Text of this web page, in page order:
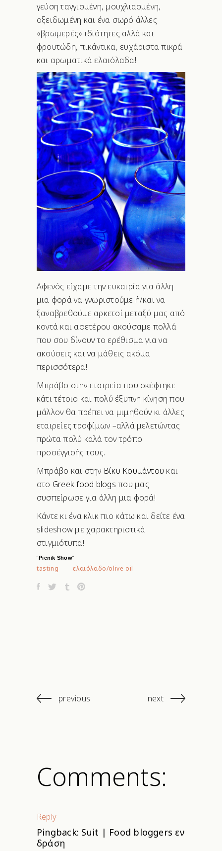
γεύση ταγγισμένη, μουχλιασμένη,
οξειδωμένη και ένα σωρό άλλες
«βρωμερές» ιδιότητες αλλά και
φρουτώδη, πικάντικα, ευχάριστα πικρά
και αρωματικά ελαιόλαδα!
Αφενός είχαμε την ευκαιρία για άλλη
μια φορά να γνωριστούμε ή/και να
ξαναβρεθούμε αρκετοί μεταξύ μας από
κοντά και αφετέρου ακούσαμε πολλά
που σου δίνουν το ερέθισμα για να
ακούσεις και να μάθεις ακόμα
περισσότερα!
Μπράβο στην εταιρεία που σκέφτηκε
κάτι τέτοιο και πολύ έξυπνη κίνηση που
μάλλον θα πρέπει να μιμηθούν κι άλλες
εταιρείες τροφίμων –αλλά μελετώντας
πρώτα πολύ καλά τον τρόπο
προσέγγισής τους.
Μπράβο και στην Βίκυ Κουμάντου και
στο Greek food blogsπου μας
συσπείρωσε για άλλη μια φορά!
Κάντε κι ένα κλικ πιο κάτω και δείτε ένα
slideshow με χαρακτηριστικά
στιγμιότυπα!
“Picnik Show“
tasting ελαιόλαδο/olive oil
previous next
Comments:
Reply
Pingback: Suit | Food bloggers εν
δράση